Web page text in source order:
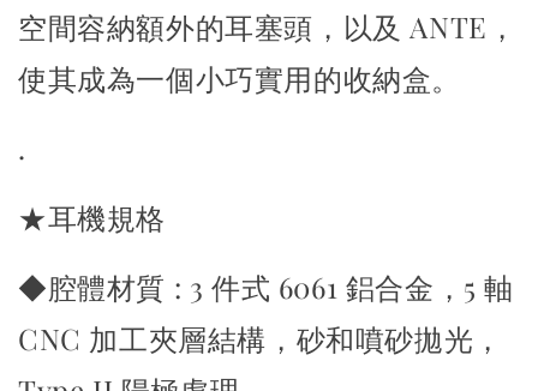
空間容納額外的耳塞頭，以及 ANTE，
使其成為一個小巧實用的收納盒。
.
★耳機規格
◆腔體材質 : 3 件式 6061 鋁合金，5 軸
CNC 加工夾層結構，砂和噴砂拋光，